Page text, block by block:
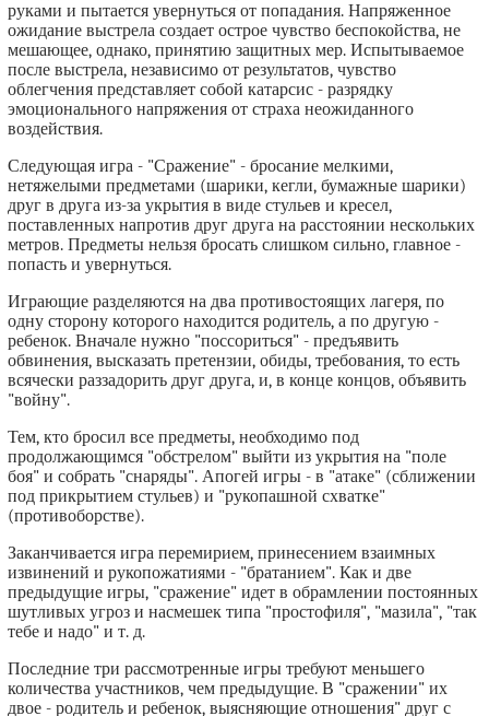
руками и пытается увернуться от попадания. Напряженное
ожидание выстрела создает острое чувство беспокойства, не
мешающее, однако, принятию защитных мер. Испытываемое
после выстрела, независимо от результатов, чувство
облегчения представляет собой катарсис - разрядку
эмоционального напряжения от страха неожиданного
воздействия.
Следующая игра - "Сражение" - бросание мелкими,
нетяжелыми предметами (шарики, кегли, бумажные шарики)
друг в друга из-за укрытия в виде стульев и кресел,
поставленных напротив друг друга на расстоянии нескольких
метров. Предметы нельзя бросать слишком сильно, главное -
попасть и увернуться.
Играющие разделяются на два противостоящих лагеря, по
одну сторону которого находится родитель, а по другую -
ребенок. Вначале нужно "поссориться" - предъявить
обвинения, высказать претензии, обиды, требования, то есть
всячески раззадорить друг друга, и, в конце концов, объявить
"войну".
Тем, кто бросил все предметы, необходимо под
продолжающимся "обстрелом" выйти из укрытия на "поле
боя" и собрать "снаряды". Апогей игры - в "атаке" (сближении
под прикрытием стульев) и "рукопашной схватке"
(противоборстве).
Заканчивается игра перемирием, принесением взаимных
извинений и рукопожатиями - "братанием". Как и две
предыдущие игры, "сражение" идет в обрамлении постоянных
шутливых угроз и насмешек типа "простофиля", "мазила", "так
тебе и надо" и т. д.
Последние три рассмотренные игры требуют меньшего
количества участников, чем предыдущие. В "сражении" их
двое - родитель и ребенок, выясняющие отношения" друг с